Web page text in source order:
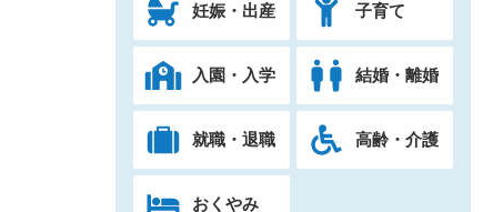
妊娠・出産 子育て
入園・入学 結婚・離婚
就職・退職 高齢・介護
おくやみ